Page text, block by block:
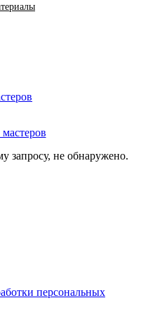
запросу, не обнаружено.
персональных